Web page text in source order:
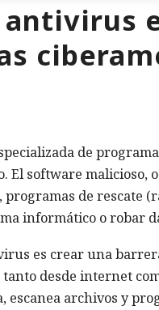
de
El software malicioso,
de rescate
informático o robar
es crear una
desde internet
archivos y